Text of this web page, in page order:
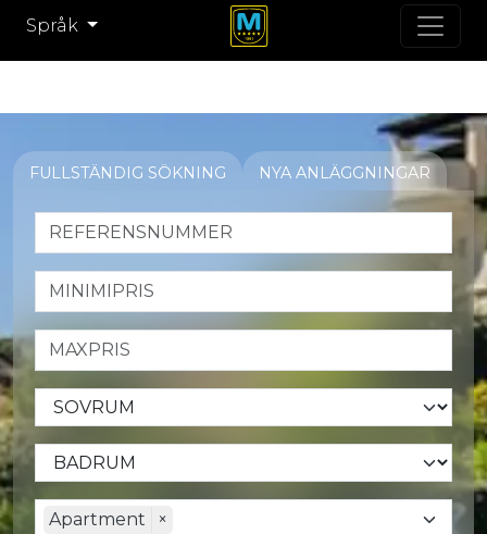
Språk
FULLSTÄNDIG SÖKNING NYA ANLÄGGNINGAR
Apartment ×